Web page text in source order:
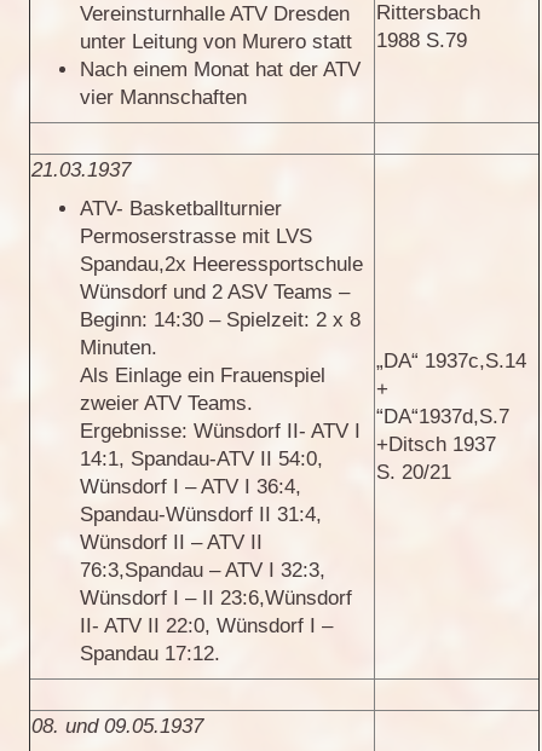
Vereinsturnhalle ATV Dresden
unter Leitung von Murero statt
Nach einem Monat hat der ATV
vier Mannschaften
Rittersbach
1988 S.79
21.03.1937
ATV- Basketballturnier
Permoserstrasse mit LVS
Spandau,2x Heeressportschule
Wünsdorf und 2 ASV Teams –
Beginn: 14:30 – Spielzeit: 2 x 8
Minuten.
Als Einlage ein Frauenspiel
zweier ATV Teams.
Ergebnisse: Wünsdorf II- ATV I
14:1, Spandau-ATV II 54:0,
Wünsdorf I – ATV I 36:4,
Spandau-Wünsdorf II 31:4,
Wünsdorf II – ATV II
76:3,Spandau – ATV I 32:3,
Wünsdorf I – II 23:6,Wünsdorf
II- ATV II 22:0, Wünsdorf I –
Spandau 17:12.
„DA“ 1937c,S.14
+
“DA“1937d,S.7
+Ditsch 1937
S. 20/21
08. und 09.05.1937